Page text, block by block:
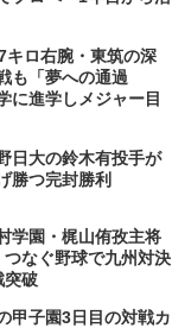
キロ右腕・東筑の深
も「夢への通過
に進学しメジャー目
日大の鈴木有投手が
勝つ完封勝利
学園・梶山侑孜主将
なぐ野球で九州対決
突破
甲子園3日目の対戦カ